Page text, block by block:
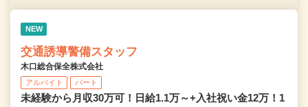
NEW
交通誘導警備スタッフ
木口総合保全株式会社
アルバイト パート
未経験から月収30万可！日給1.1万～+入社祝い金12万！1